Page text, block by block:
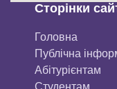
Сторінки
Головна
Публічна
Aбітурієнтaм
Студентам